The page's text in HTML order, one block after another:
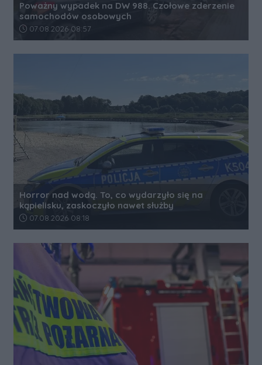
Poważny wypadek na DW 988. Czołowe zderzenie
samochodów osobowych
Data dodania artykułu:
07.08.2026 08:57
Horror nad wodą. To, co wydarzyło się na
kąpielisku, zaskoczyło nawet służby
Data dodania artykułu:
07.08.2026 08:18